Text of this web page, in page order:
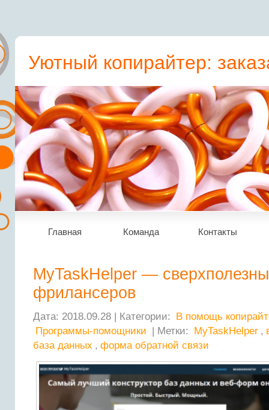
Уютный копирайтер:
пресс-релиз, статьи,
Главная Команда Контакты
MyTaskHelper —
фрилансеров
Дата: 2018.09.28 | Категории:
В помощь
Программы-помощники | Метки: MyTaskHelper ,
база данных , форма обратной связи